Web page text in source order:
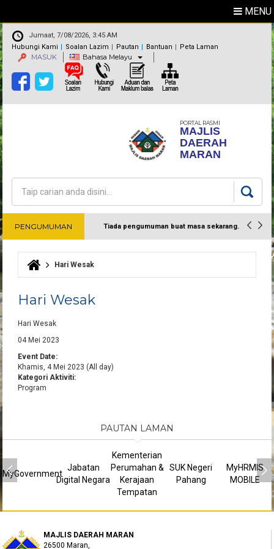
MENU
Jumaat, 7/08/2026, 3:45 AM
Hubungi Kami
Soalan Lazim Pautan Bantuan Peta Laman
MASUK Bahasa Melayu
PORTAL RASMI
MAJLIS
DAERAH
MARAN
Borang carian
Carian
PENGUMUMAN Tiada pengumuman buat masa sekarang.
Harap maklum
Anda di sini
Hari Wesak
Hari Wesak
Hari Wesak
04 Mei 2023
Event Date:
Khamis, 4 Mei 2023 (All day)
Kategori Aktiviti:
Program
PAUTAN LAMAN
MyGovernment
Jabatan
Digital Negara
Kementerian
Perumahan &
Kerajaan
Tempatan
SUK Negeri
Pahang
MyHRMIS
MOBILE
MAJLIS DAERAH MARAN
26500 Maran,